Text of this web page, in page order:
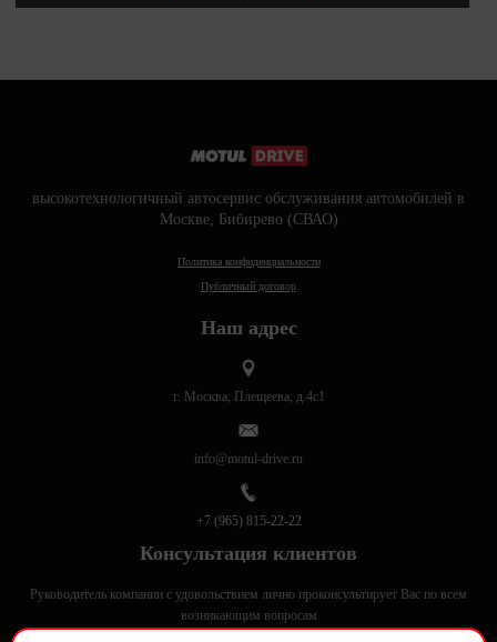
высокотехнологичный автосервис обслуживания автомобилей в
Москве, Бибирево (СВАО)
Политика конфиденциальности
Публичный договор
Наш адрес
г. Москва, Плещеева, д.4с1
info@motul-drive.ru
+7 (965) 815-22-22
Консультация клиентов
Руководитель компании с удовольствием лично проконсультирует Вас по всем
возникающим вопросам